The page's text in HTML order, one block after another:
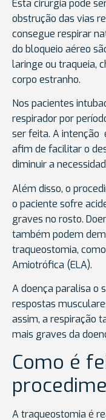
Esta cirurgia pode
obstrução das vias
consegue respirar
do bloqueio aéreo
laringe ou traqueia,
corpo estranho.
Nos pacientes
respirador por
ser feita. A intenção
afim de facilitar o
diminuir a
Além disso, o
o paciente sofre
graves no rosto.
também podem
traqueostomia,
Amiotrófica (ELA).
A doença paralisa o
respostas
assim, a respiração
mais graves da
Como é
A traqueostomia é